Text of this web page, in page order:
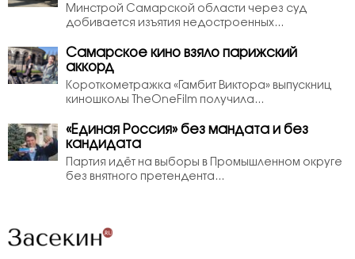
Минстрой Самарской области через суд
добивается изъятия недостроенных...
Самарское кино взяло парижский
аккорд
Короткометражка «Гамбит Виктора» выпускниц
киношколы TheOneFilm получила...
«Единая Россия» без мандата и без
кандидата
Партия идёт на выборы в Промышленном округе
без внятного претендента...